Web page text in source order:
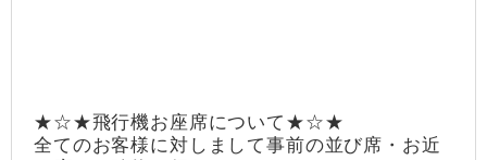
★☆★飛行機お座席について★☆★
全てのお客様に対しまして事前の並び席・お近